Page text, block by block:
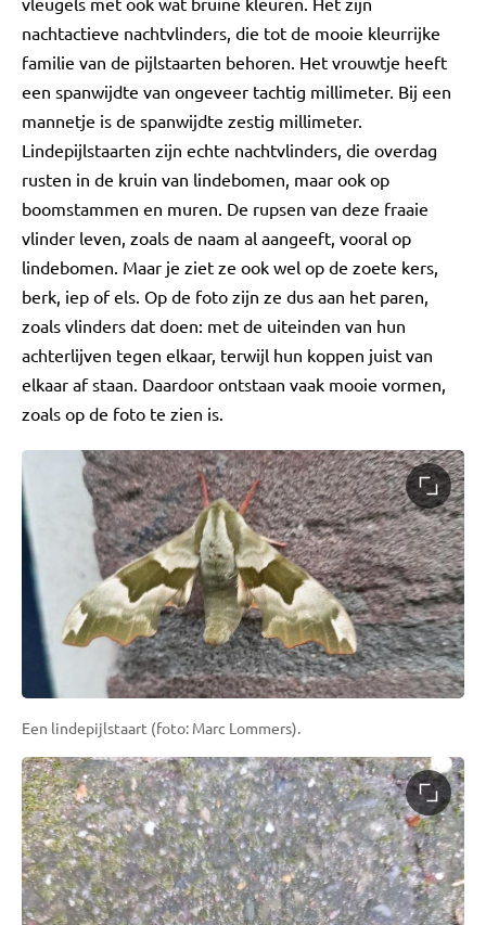
nachtactieve nachtvlinders, die tot de mooie kleurrijke
familie van de pijlstaarten behoren. Het vrouwtje heeft
een spanwijdte van ongeveer tachtig millimeter. Bij een
mannetje is de spanwijdte zestig millimeter.
Lindepijlstaarten zijn echte nachtvlinders, die overdag
rusten in de kruin van lindebomen, maar ook op
boomstammen en muren. De rupsen van deze fraaie
vlinder leven, zoals de naam al aangeeft, vooral op
lindebomen. Maar je ziet ze ook wel op de zoete kers,
berk, iep of els. Op de foto zijn ze dus aan het paren,
zoals vlinders dat doen: met de uiteinden van hun
achterlijven tegen elkaar, terwijl hun koppen juist van
elkaar af staan. Daardoor ontstaan vaak mooie vormen,
zoals op de foto te zien is.
Een lindepijlstaart (foto: Marc Lommers).